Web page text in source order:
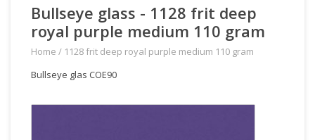
Bullseye glass - 1128 frit deep
royal purple medium 110 gram
Home / 1128 frit deep royal purple medium 110 gram
Bullseye glas COE90